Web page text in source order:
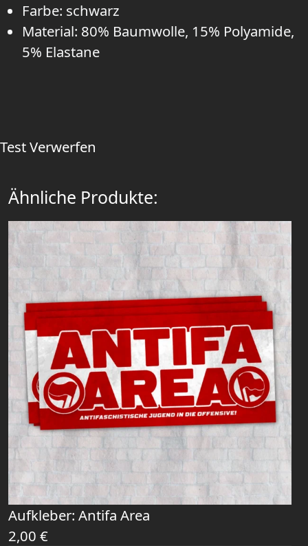
Farbe: schwarz
Material: 80% Baumwolle, 15% Polyamide,
5% Elastane
TestVerwerfen
Ähnliche Produkte:
Aufkleber: Antifa Area
2,00 €